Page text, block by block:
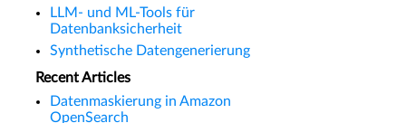
LLM- und ML-Tools für
Datenbanksicherheit
Synthetische Datengenerierung
Recent Articles
Datenmaskierung in Amazon
OpenSearch